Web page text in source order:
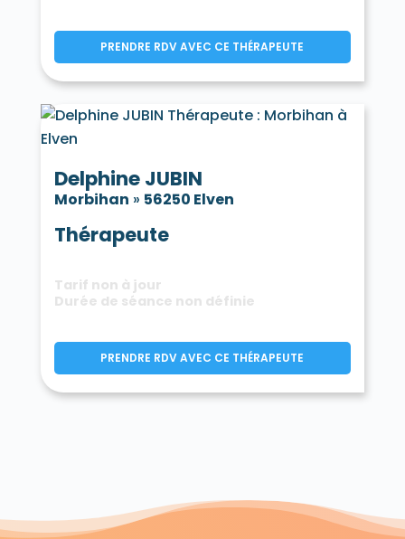
PRENDRE RDV AVEC CE THÉRAPEUTE
Delphine JUBIN
Morbihan » 56250 Elven
Thérapeute
Tarif non à jour
Durée de séance non définie
PRENDRE RDV AVEC CE THÉRAPEUTE